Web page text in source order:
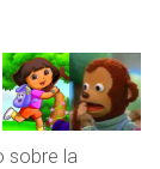
sobre la